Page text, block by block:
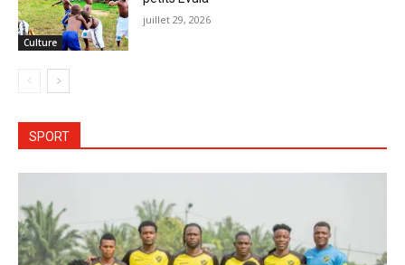
Culture
juillet 29, 2026
SPORT